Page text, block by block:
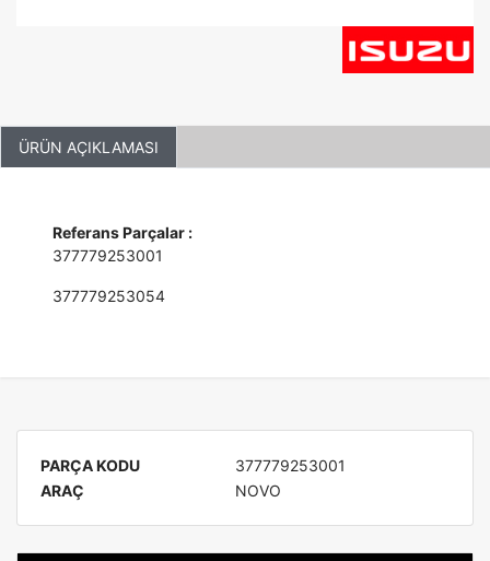
ÜRÜN AÇIKLAMASI
Referans Parçalar :
377779253001
377779253054
PARÇA KODU
377779253001
ARAÇ
NOVO